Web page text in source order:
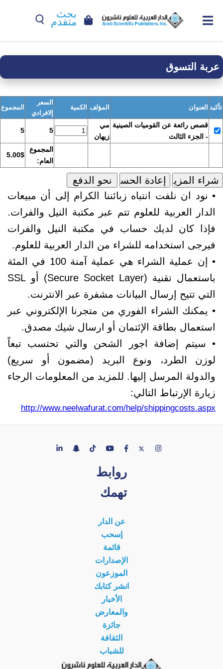
بحث
متقدم
عربة التسوق
تأكيد العنوان المؤلف الكمية
السعر
إلافرادي
المجموع
قصص رائعة عن القوميات الصينية
- الجزء الثالث
مي
زيهان
5
5
المجموع
العام:
5.00$
• نود ان نلفت انتباه زبائننا الكرام إلى أن مبيعات
الدار العربية للعلوم تتم عبر مكتبة النيل والفرات.
فإذا كان لديك حساب في مكتبة النيل والفرات
فيرجى استخدامه للشراء من الدار العربية للعلوم.
• إن عملية الشراء هي عملية آمنة 100 في المئة
باستعمال تقنية (Secure Socket Layer) أو SSL
التي تتيح إرسال البيانات مشفرة عبر الانترنت.
• يمكنك الشراء الفوري من متجرنا الإلكتروني عبر
استعمال بطاقة الإئتمان أو ارسال شيك مصدق.
• سيتم إضافة اجور الشحن والتي تحتسب تبعاً
لوزن الطرد، ونوع البريد (مضمون أو سريع)
والدولة المرسل إليها. للمزيد من المعلومات الرجاء
زيارة الإرتباط التالي:
http://www.neelwafurat.com/help/shippingcosts.aspx
روابط
تهمك
عن الدار
إسحب
قائمة
الإصدارات
الموزعون
انشر كتابك
الأخبار
والمعارض
جائزة
الثقافة
للشباب